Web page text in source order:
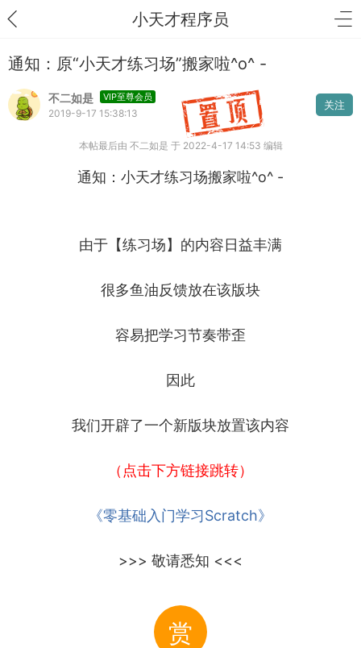
小天才程序员
通知：原“小天才练习场”搬家啦^o^ -
不二如是 VIP至尊会员
2019-9-17 15:38:13
关注
本帖最后由 不二如是 于 2022-4-17 14:53 编辑
通知：小天才练习场搬家啦^o^ -
由于【练习场】的内容日益丰满
很多鱼油反馈放在该版块
容易把学习节奏带歪
因此
我们开辟了一个新版块放置该内容
（点击下方链接跳转）
《零基础入门学习Scratch》
>>> 敬请悉知 <<<
赏